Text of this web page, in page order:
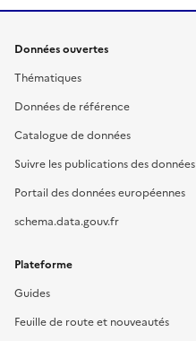
Données ouvertes
Thématiques
Données de référence
Catalogue de données
Suivre les publications des données
Portail des données européennes
schema.data.gouv.fr
Plateforme
Guides
Feuille de route et nouveautés